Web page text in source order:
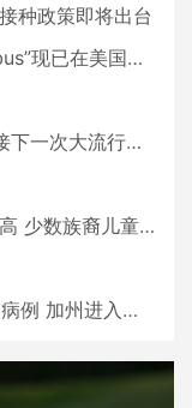
种政策即将出台
美国占据主导地位
次大流行了吗？
族裔儿童存在差异
州进入紧急状态